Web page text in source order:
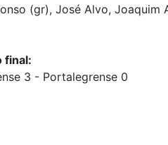
(gr), José Alvo, Joaquim
final:
3 - Portalegrense 0